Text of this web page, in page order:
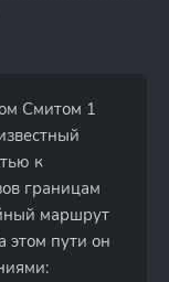
Смитом 1
к
границам
маршрут
пути он